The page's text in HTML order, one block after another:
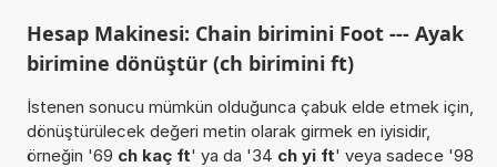
Hesap Makinesi: Chain birimini Foot --- Ayak
birimine dönüştür (ch birimini ft)
İstenen sonucu mümkün olduğunca çabuk elde etmek için,
dönüştürülecek değeri metin olarak girmek en iyisidir,
örneğin '69 ch kaç ft' ya da '34 ch yi ft' veya sadece '98